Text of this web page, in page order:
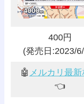
400円
(発売日:2023/
🤖 メルカリ最
👈️